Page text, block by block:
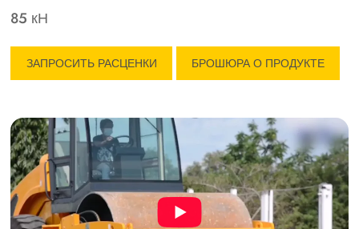
85 кН
ЗАПРОСИТЬ РАСЦЕНКИ БРОШЮРА О ПРОДУКТЕ